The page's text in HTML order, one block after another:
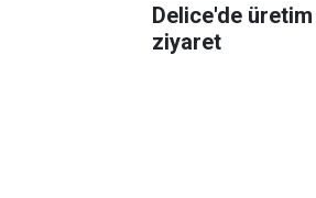
Delice'de
ziyaret